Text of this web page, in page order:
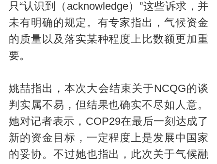
只“认识到（acknowledge）”这些诉求，并
未有明确的规定。有专家指出，气候资金
的质量以及落实某种程度上比数额更加重
要。
姚喆指出，本次大会结束关于NCQG的谈
判实属不易，但结果也确实不尽如人意。
她对记者表示，COP29在最后一刻达成了
新的资金目标，一定程度上是发展中国家
的妥协。不过她也指出，此次关于气候融